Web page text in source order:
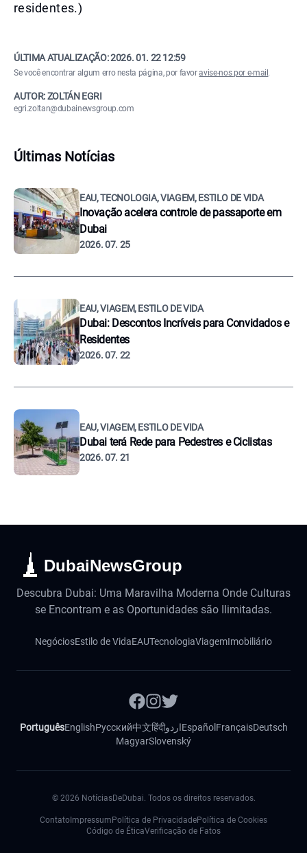
residentes.)
ÚLTIMA ATUALIZAÇÃO:2026. 01. 22 12:59
Se você encontrar algum erro nesta página, por favoravise-nos por e-mail .
AUTOR: ZOLTÁN EGRI
egri.zoltan@dubainewsgroup.com
Últimas Notícias
EAU, TECNOLOGIA, VIAGEM, ESTILO DE VIDA
Inovação acelera controle de passaporte em
Dubai
2026. 07. 25
EAU, VIAGEM, ESTILO DE VIDA
Dubai: Descontos Incríveis para Convidados e
Residentes
2026. 07. 22
EAU, VIAGEM, ESTILO DE VIDA
Dubai terá Rede para Pedestres e Ciclistas
2026. 07. 21
DubaiNewsGroup
Descubra Dubai: Uma Maravilha Moderna Onde Culturas
se Encontram e as Oportunidades são Ilimitadas.
NegóciosEstilo de VidaEAUTecnologiaViagemImobiliário
PortuguêsEnglishРусский中文हिंदीاردوEspañol FrançaisDeutsch
MagyarSlovenský
© 2026 NotíciasDeDubai. Todos os direitos reservados.
Contato Impressum Política de PrivacidadePolítica de Cookies
Código de ÉticaVerificação de Fatos